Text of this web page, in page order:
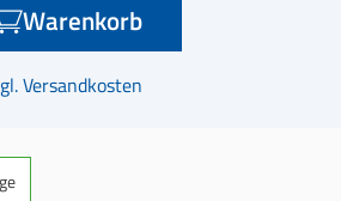
Warenkorb
Versandkosten